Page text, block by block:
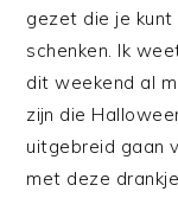
gezet die je kunt
schenken. Ik
dit weekend al
zijn die
uitgebreid gaan
met deze